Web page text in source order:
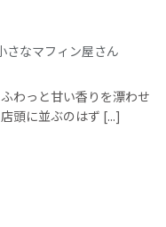
さなマフィン屋さん
わっと甘い香りを漂わせ
頭に並ぶのはず [...]